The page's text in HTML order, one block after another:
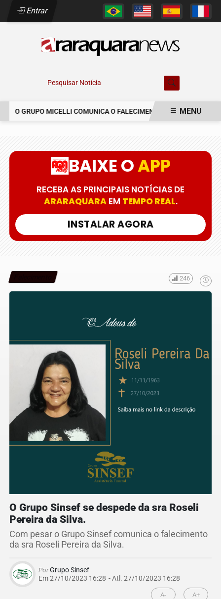
Entrar
Pesquisar Notícia
O GRUPO MICELLI COMUNICA O FALECIMENTO DO SR. MARCELO
MENU
BAIXE OAPP
RECEBA AS PRINCIPAIS NOTÍCIAS DE
ARARAQUARAEM TEMPO REAL.
INSTALAR AGORA
246
O Grupo Sinsef se despede da sra Roseli
Pereira da Silva.
Com pesar o Grupo Sinsef comunica o falecimento
da sra Roseli Pereira da Silva.
PorGrupo Sinsef
Em 27/10/2023 16:28 - Atl. 27/10/2023 16:28
A- A+